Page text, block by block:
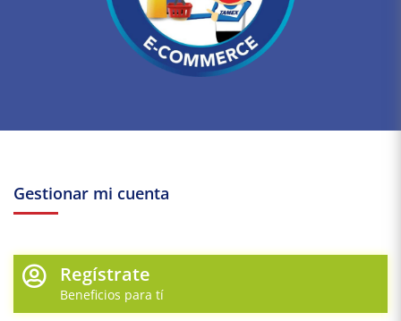
Gestionar mi cuenta
Regístrate
Beneficios para tí